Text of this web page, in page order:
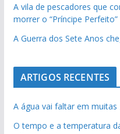
A vila de pescadores que
morrer o “Príncipe Perfeito”
A Guerra dos Sete Anos
ARTIGOS RECENTES
A água vai faltar em muitas
O tempo e a temperatura